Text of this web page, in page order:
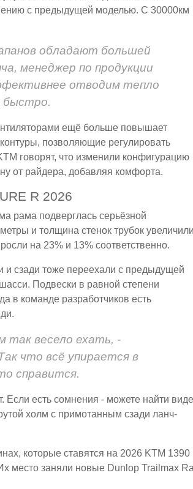
с предыдущей моделью. С 30000км
обладают большей
менеджер по продукции
отводим тепло
быстро.
ещё больше повышает
позволяющие регулировать
говорят, что изменили конфигурацию
от райдера, добавляя комфорта.
R 2026
рама подверглась серьёзной
и толщина стенок трубок
на 23% и 13% соответственно.
сзади тоже переехали с предыдущей
Подвески в равной степени
в команде разработчиков есть
так весело ехать, -
что всё упирается в
справится.
Если есть сомнения - можете найти
холм с примотанным сзади ланч-
которые ставятся на 2026 KTM 1390
место заняли новые Dunlop Trailmax